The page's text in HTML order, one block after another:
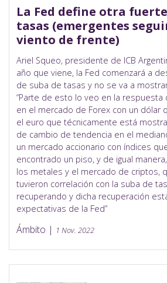
La Fed define otra
tasas (emergentes
viento de frente)
Ariel Squeo, presidente de ICB
año que viene, la Fed comenzará a
de suba de tasas y no se va a
“Parte de esto lo veo en la
en el mercado de Forex con un dólar
el euro que técnicamente está
de cambio de tendencia en el
un mercado accionario con índices
encontrado un piso, y de igual
los metales y el mercado de criptos,
tuvieron correlación con la suba de
recuperando y dicha recuperación
expectativas de la Fed”
Ámbito | 1 Nov. 2022